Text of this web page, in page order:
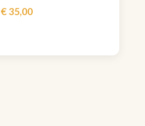
€35,00